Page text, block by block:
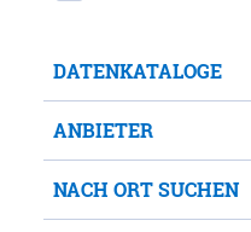
DATENKATALOGE
ANBIETER
NACH ORT SUCHEN